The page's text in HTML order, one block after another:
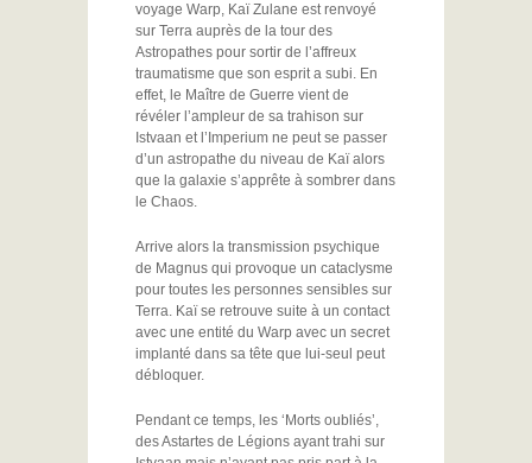
voyage Warp, Kaï Zulane est renvoyé
sur Terra auprès de la tour des
Astropathes pour sortir de l’affreux
traumatisme que son esprit a subi. En
effet, le Maître de Guerre vient de
révéler l’ampleur de sa trahison sur
Istvaan et l’Imperium ne peut se passer
d’un astropathe du niveau de Kaï alors
que la galaxie s’apprête à sombrer dans
le Chaos.
Arrive alors la transmission psychique
de Magnus qui provoque un cataclysme
pour toutes les personnes sensibles sur
Terra. Kaï se retrouve suite à un contact
avec une entité du Warp avec un secret
implanté dans sa tête que lui-seul peut
débloquer.
Pendant ce temps, les ‘Morts oubliés’,
des Astartes de Légions ayant trahi sur